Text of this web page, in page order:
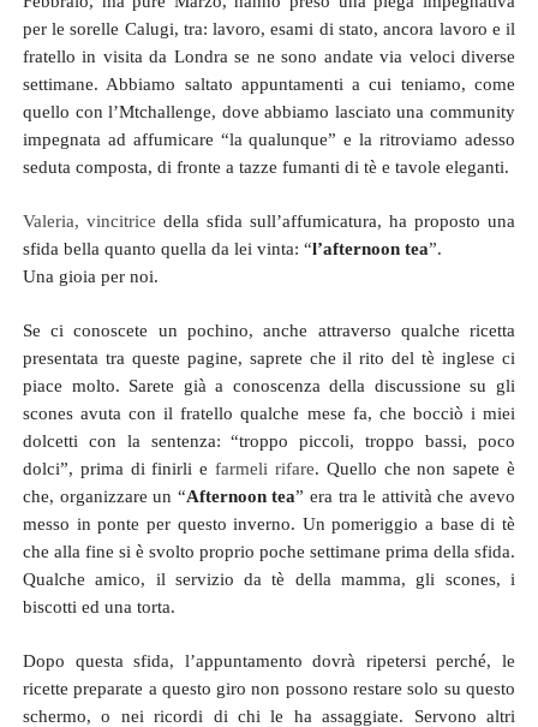
per le sorelle Calugi, tra: lavoro, esami di stato, ancora lavoro e il
fratello in visita da Londra se ne sono andate via veloci diverse
settimane. Abbiamo saltato appuntamenti a cui teniamo, come
quello con l’Mtchallenge, dove abbiamo lasciato una community
impegnata ad affumicare “la qualunque” e la ritroviamo adesso
seduta composta, di fronte a tazze fumanti di tè e tavole eleganti.
Valeria, vincitrice della sfida sull’affumicatura, ha proposto una
sfida bella quanto quella da lei vinta: “l’afternoon tea”.
Una gioia per noi.
Se ci conoscete un pochino, anche attraverso qualche ricetta
presentata tra queste pagine, saprete che il rito del tè inglese ci
piace molto. Sarete già a conoscenza della discussione su gli
scones avuta con il fratello qualche mese fa, che bocciò i miei
dolcetti con la sentenza: “troppo piccoli, troppo bassi, poco
dolci”, prima di finirli efarmeli rifare. Quello che non sapete è
che, organizzare un “Afternoon tea” era tra le attività che avevo
messo in ponte per questo inverno. Un pomeriggio a base di tè
che alla fine si è svolto proprio poche settimane prima della sfida.
Qualche amico, il servizio da tè della mamma, gli scones, i
biscotti ed una torta.
Dopo questa sfida, l’appuntamento dovrà ripetersi perché, le
ricette preparate a questo giro non possono restare solo su questo
schermo, o nei ricordi di chi le ha assaggiate. Servono altri